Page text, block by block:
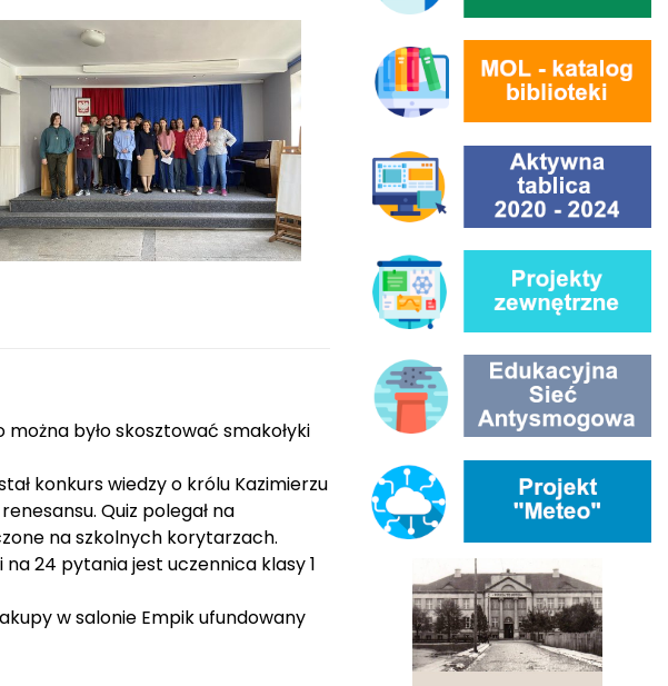
było skosztować smakołyki
konkurs wiedzy o królu Kazimierzu
Quiz polegał na
na szkolnych korytarzach.
24 pytania jest uczennica klasy 1
w salonie Empik ufundowany